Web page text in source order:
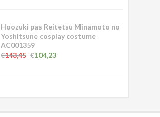
Hoozuki pas Reitetsu Minamoto no
Yoshitsune cosplay costume
AC001359
€143,45 €104,23